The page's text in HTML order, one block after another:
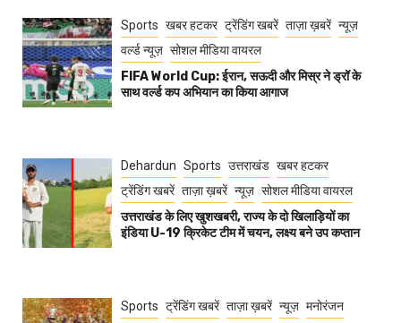
Sports खबर हटकर ट्रेंडिंग खबरें ताज़ा ख़बरें न्यूज़
वर्ल्ड न्यूज़ सोशल मीडिया वायरल
FIFA World Cup: ईरान, सऊदी और मिस्र ने ड्रॉ के
साथ वर्ल्ड कप अभियान का किया आगाज
Dehardun Sports उत्तराखंड खबर हटकर
ट्रेंडिंग खबरें ताज़ा ख़बरें न्यूज़ सोशल मीडिया वायरल
उत्तराखंड के लिए खुशखबरी, राज्य के दो खिलाड़ियों का
इंडिया U-19 क्रिकेट टीम में चयन, लक्ष्य बने उप कप्तान
Sports ट्रेंडिंग खबरें ताज़ा ख़बरें न्यूज़ मनोरंजन